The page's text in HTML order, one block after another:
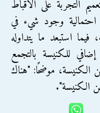
التجربة على الأقباط
وجود شيء في
استبعد ما يتداوله
للكنيسة بالتجمع
الكنيسة، موضحًا: "هناك
الكنيسة".